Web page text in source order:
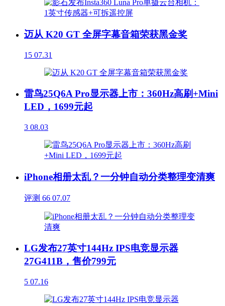
迈从 K20 GT 全屏字幕音箱荣获黑金奖
15 07.31
雷鸟25Q6A Pro显示器上市：360Hz高刷+Mini
LED，1699元起
3 08.03
iPhone相册太乱？一分钟自动分类整理变清爽
评测 66 07.07
LG发布27英寸144Hz IPS电竞显示器
27G411B，售价799元
5 07.16